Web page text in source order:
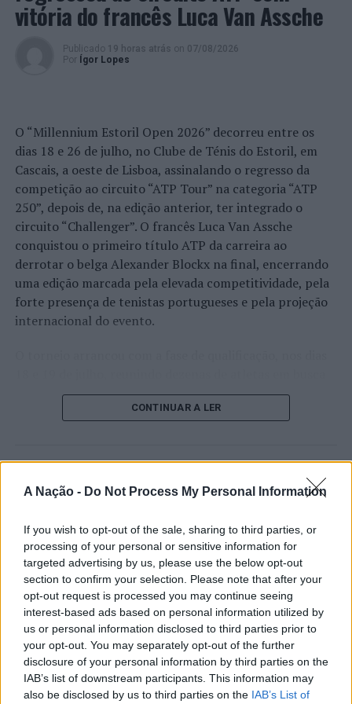
A Nação - Do Not Process My Personal Information
If you wish to opt-out of the sale, sharing to third parties, or
processing of your personal or sensitive information for
targeted advertising by us, please use the below opt-out
section to confirm your selection. Please note that after your
opt-out request is processed you may continue seeing
interest-based ads based on personal information utilized by
us or personal information disclosed to third parties prior to
your opt-out. You may separately opt-out of the further
disclosure of your personal information by third parties on the
IAB’s list of downstream participants. This information may
also be disclosed by us to third parties on the IAB’s List of
TÓPICOS RELACIONADOS: ANADIA
APOIOS
Anadia: Município adjudica empreitadas das zonas
industriais de Amoreira da Gândara e Vale Salgueiro
vitória do francês Luca Van Assche
Publicado 19 horas atrás on 07/08/2026
Por
Ígor Lopes
O “Millennium Estoril Open 2026” decorreu entre os
dias 18 e 26 de julho, no Clube de Ténis do Estoril, em
Cascais, a oeste de Lisboa, assinalando o regresso da
competição ao circuito “ATP Tour” na categoria “ATP
250”, depois de, na edição anterior, ter integrado o
circuito “Challenger”. O francês Luca Van Assche
conquistou o primeiro título ATP da carreira ao
derrotar o belga Alexander Blockx na final, encerrando
uma edição marcada pela elevada competitividade, pela
forte presença de tenistas portugueses e pela projeção
internacional do evento.
de um lugar no quadro principal. A cerimónia de
abertura contou com a presença do presidente da
início de uma competição que voltou a colocar o
concelho no centro do calendário internacional do
Apesar das desistências de última hora de jogadores
como Casper Ruud (Noruega), Alejandro Davidovich
Fokina (Espanha) e Matteo Arnaldi (Itália), a prova
apresentou um quadro competitivo de elevado nível,
liderado pelo russo Andrey Rublev, primeiro cabeça de
série, pelo italiano Luciano Darderi, pelo chileno
Alejandro Tabilo e pelo belga Alexander Blockx.
Um dos momentos mais aguardados da semana foi
também o regresso do suíço Stan Wawrinka ao Estoril,
CONTINUAR A LER
Castelo Branco: “Bienal
Internacional de Artes e Ofícios”
promete afirmar artesanato,
património e inovação como
“motores de desenvolvimento
económico e cultural” do município
português
Publicado 1 dia atrás on 07/08/2026
Por Ígor Lopes